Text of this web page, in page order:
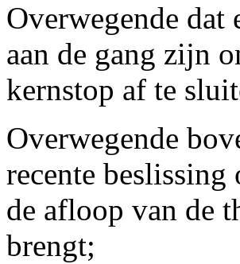
Overwegende dat
aan de gang zijn
kernstop af te
Overwegende
recente beslissing
de afloop van de
brengt;